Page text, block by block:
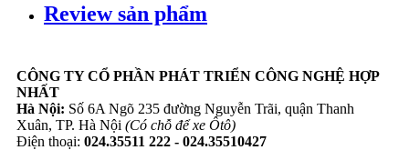
Review sản phẩm
CÔNG TY CỔ PHẦN PHÁT TRIỂN CÔNG NGHỆ HỢP
NHẤT
Hà Nội: Số 6A Ngõ 235 đường Nguyễn Trãi, quận Thanh
Xuân, TP. Hà Nội (Có chỗ để xe Ôtô)
Điện thoại: 024.35511 222 - 024.35510427